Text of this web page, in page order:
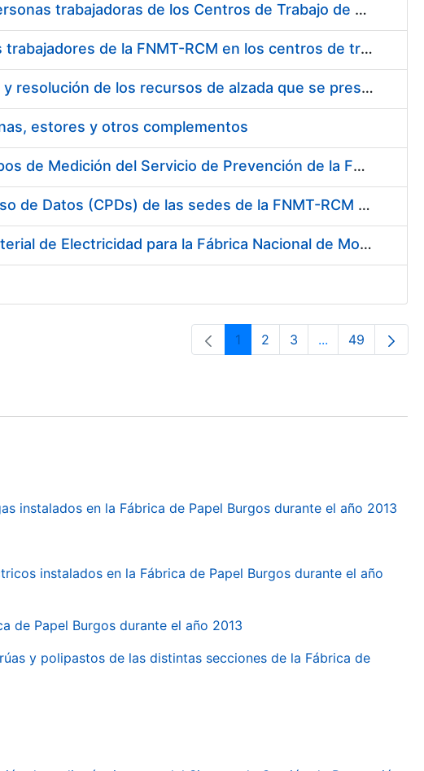
Suministro de Protectores Auditivos a medida para las personas trabajadoras de los Centros de Trabajo de Madrid y Burgos
Suministro de gafas graduadas antiproyecciones para los trabajadores de la FNMT-RCM en los centros de trabajo de Madrid y Burgos
Servicios de una empresa externa para el asesoramiento y resolución de los recursos de alzada que se presentan relacionados con procesos de selección para la FNMT-RCM
estores y otros complementos
Servicio de Calibración y Verificación Externa de los Equipos de Medición del Servicio de Prevención de la FNMT-RCM
Conexión mediante Fibra Óptica de los Centros de Proceso de Datos (CPDs) de las sedes de la FNMT-RCM de Burgos y Madrid
Contratación de acuerdo marco para el Suministro de Material de Electricidad para la Fábrica Nacional de Moneda y Timbre-Real Casa de la Moneda en su centro de trabajo de Burgos
Páxina
1 Páxina
2 Páxina
3 ...PáxinasPáxina
49
instalados en la Fábrica de Papel Burgos durante el año 2013
instalados en la Fábrica de Papel Burgos durante el año
de Papel Burgos durante el año 2013
y polipastos de las distintas secciones de la Fábrica de